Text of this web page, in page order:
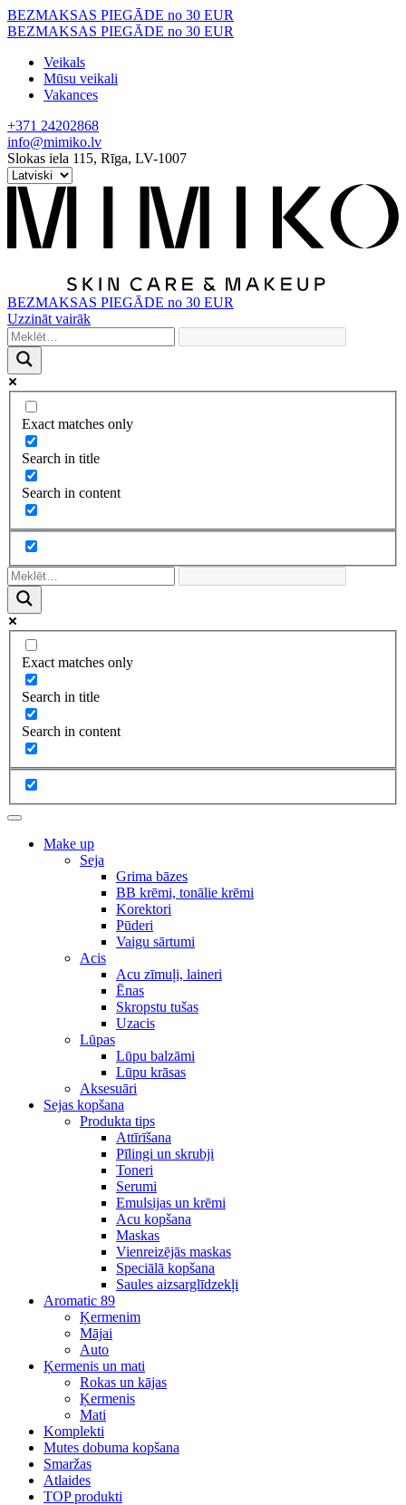
Skip
to
BEZMAKSAS PIEGĀDE no 30 EUR
BEZMAKSAS PIEGĀDE no 30 EUR
Veikals
Mūsu veikali
Vakances
+371 24202868
info@mimiko.lv
Slokas iela 115, Rīga, LV-1007
BEZMAKSAS PIEGĀDE no 30 EUR
Uzzināt vairāk
Exact matches only
Search in title
Search in content
Exact matches only
Search in title
Search in content
Make up
Seja
Grima bāzes
BB krēmi, tonālie krēmi
Korektori
Pūderi
Vaigu sārtumi
Acis
Acu zīmuļi, laineri
Ēnas
Skropstu tušas
Uzacis
Lūpas
Lūpu balzāmi
Lūpu krāsas
Aksesuāri
Sejas kopšana
Produkta tips
Attīrīšana
Pīlingi un skrubji
Toneri
Serumi
Emulsijas un krēmi
Acu kopšana
Maskas
Vienreizējās maskas
Speciālā kopšana
Saules aizsarglīdzekļi
Aromatic 89
Ķermenim
Mājai
Auto
Ķermenis un mati
Rokas un kājas
Ķermenis
Mati
Komplekti
Mutes dobuma kopšana
Smaržas
Atlaides
TOP produkti